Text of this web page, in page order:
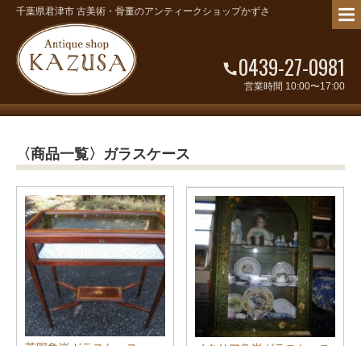
千葉県君津市 古美術・骨董のアンティークショップかずさ
0439-27-0981
営業時間 10:00〜17:00
〈商品一覧〉ガラスケース